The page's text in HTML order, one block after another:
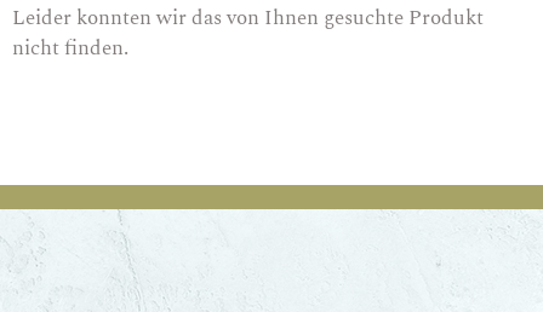
Leider konnten wir das von Ihnen gesuchte Produkt
nicht finden.